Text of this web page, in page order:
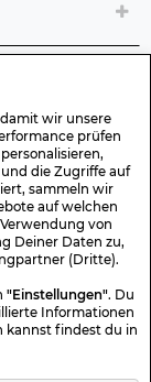
wir unsere
prüfen
die Zugriffe auf
sammeln wir
auf welchen
von
Deiner Daten zu,
(Dritte).
"Einstellungen". Du
Informationen
kannst findest du in